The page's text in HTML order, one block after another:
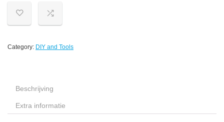
Category: DIY and Tools
Beschrijving
Extra informatie